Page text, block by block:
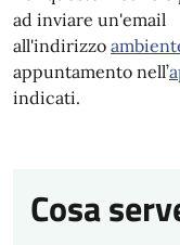
ad inviare un'email
all'indirizzo
appuntamento nell’
indicati.
Cosa